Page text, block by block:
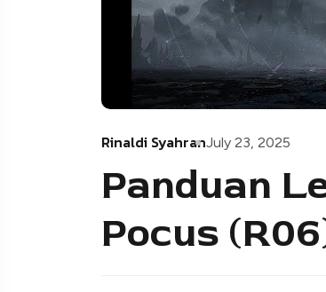
Rinaldi SyahranJuly 23, 2025
Panduan
Pocus